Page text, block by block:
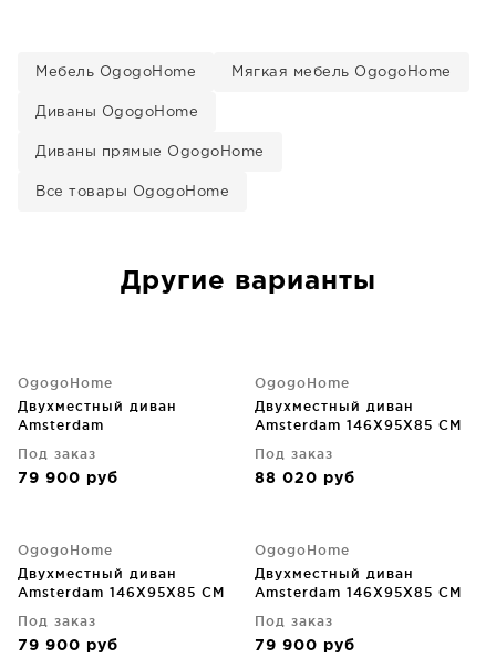
Мебель OgogoHome Мягкая мебель OgogoHome
Диваны OgogoHome
Диваны прямые OgogoHome
Все товары OgogoHome
Другие варианты
OgogoHome
Двухместный диван
Amsterdam
Под заказ
79 900 руб
OgogoHome
Двухместный диван
Amsterdam 146X95X85 CM
Под заказ
88 020 руб
OgogoHome
Двухместный диван
Amsterdam 146X95X85 CM
Под заказ
79 900 руб
OgogoHome
Двухместный диван
Amsterdam 146X95X85 CM
Под заказ
79 900 руб